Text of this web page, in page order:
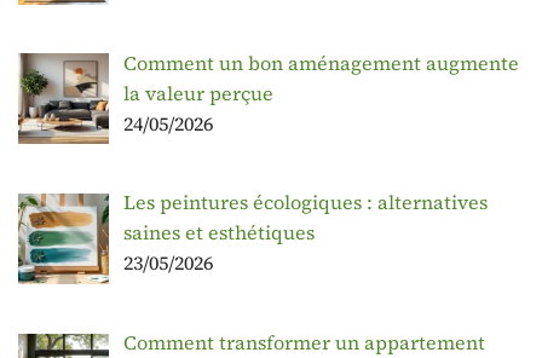
Comment un bon aménagement augmente
la valeur perçue
24/05/2026
Les peintures écologiques : alternatives
saines et esthétiques
23/05/2026
Comment transformer un appartement